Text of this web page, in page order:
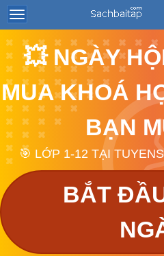
💥 NGÀY
MUA KHOÁ
BẠN
🎯 LỚP 1-12 TẠI
BẮT